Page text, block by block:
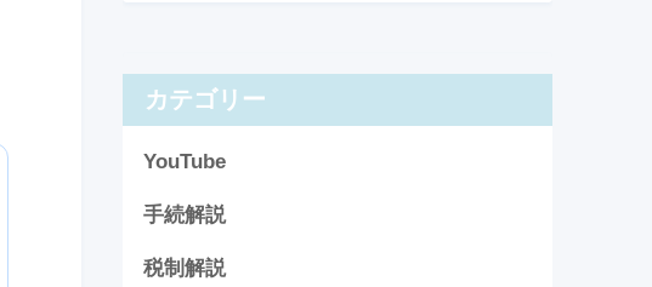
カテゴリー
YouTube
手続解説
税制解説